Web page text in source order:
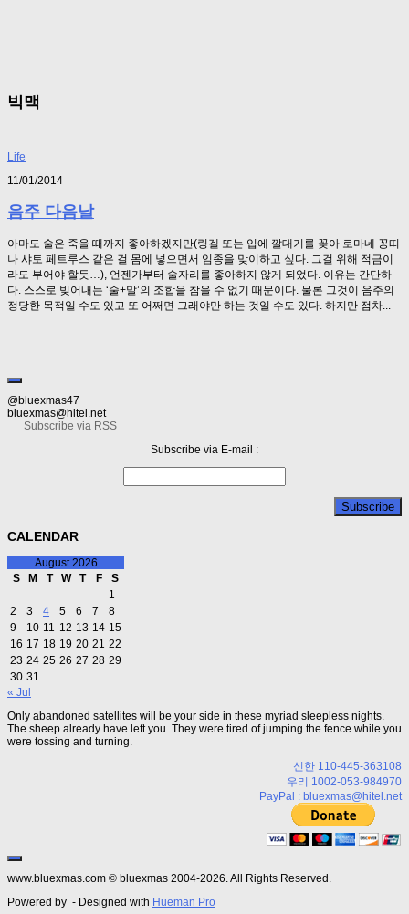
빅맥
Life
11/01/2014
음주 다음날
아마도 술은 죽을 때까지 좋아하겠지만(링겔 또는 입에 깔대기를 꽂아 로마네 꽁띠
나 샤토 페트루스 같은 걸 몸에 넣으면서 임종을 맞이하고 싶다. 그걸 위해 적금이
라도 부어야 할듯…), 언젠가부터 술자리를 좋아하지 않게 되었다. 이유는 간단하
다. 스스로 빚어내는 ‘술+말’의 조합을 참을 수 없기 때문이다. 물론 그것이 음주의
정당한 목적일 수도 있고 또 어쩌면 그래야만 하는 것일 수도 있다. 하지만 점차...
@bluexmas47
bluexmas@hitel.net
Subscribe via RSS
Subscribe via E-mail :
CALENDAR
August 2026
S
M T W T F
S
1
2
3 4 5 6 7
8
9
10 11 12 13 14 15
16 17 18 19 20 21 22
23 24 25 26 27 28 29
30 31
« Jul
Only abandoned satellites will be your side in these myriad sleepless nights.
The sheep already have left you. They were tired of jumping the fence while you
were tossing and turning.
신한 110-445-363108
우리 1002-053-984970
PayPal : bluexmas@hitel.net
www.bluexmas.com © bluexmas 2004-2026. All Rights Reserved.
Powered by - Designed with Hueman Pro